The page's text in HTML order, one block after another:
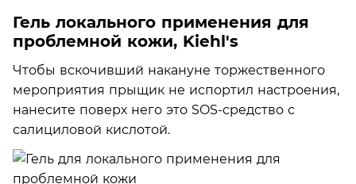
Гель локального применения для
проблемной кожи, Kiehl's
Чтобы вскочивший накануне торжественного
мероприятия прыщик не испортил настроения,
нанесите поверх него это SOS-средство с
салициловой кислотой.